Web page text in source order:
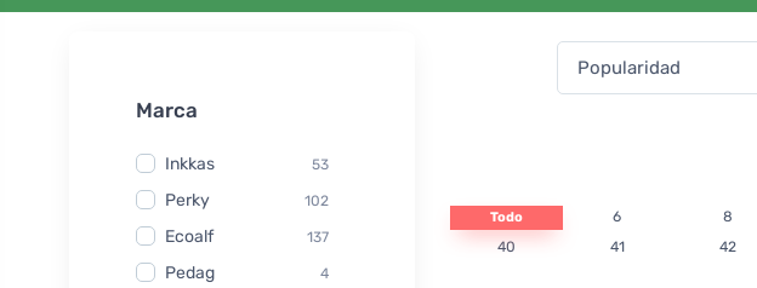
Marca
Inkkas 53
Perky 102
Ecoalf 137
Pedag 4
Todo 6 8
40
41 42